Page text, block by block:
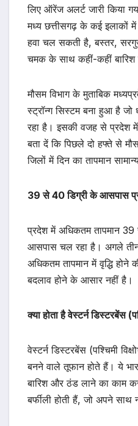
लिए ऑरेंज अलर्ट जारी किया
मध्य छत्तीसगढ़ के कई इलाकों
हवा चल सकती है, बस्तर,
चमक के साथ कहीं-कहीं बारिश
मौसम विभाग के मुताबिक
स्ट्रॉन्ग सिस्टम बना हुआ है जो
रहा है। इसकी वजह से प्रदेश में
बता दें कि पिछले दो हफ्ते से
जिलों में दिन का तापमान
39 से 40 डिग्री के आसपास
प्रदेश में अधिकतम तापमान
आसपास चल रहा है। अगले
अधिकतम तापमान में वृद्धि
बदलाव होने के आसार नहीं है।
क्या होता है वेस्टर्न डिस्टरबेंस
वेस्टर्न डिस्टरबेंस (पश्चिमी
बनने वाले तूफान होते हैं। ये
बारिश और ठंड लाने का काम
बर्फीली होती हैं, जो अपने